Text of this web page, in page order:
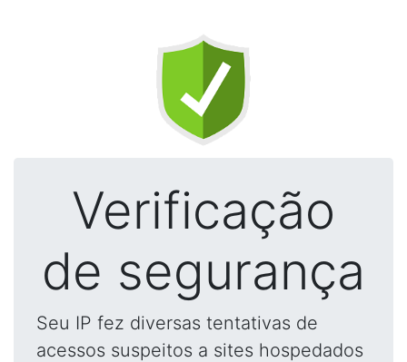
Verificação
de segurança
Seu IP fez diversas tentativas de
acessos suspeitos a sites hospedados